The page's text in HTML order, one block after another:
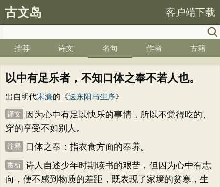
古文岛 客户端下载
推荐 诗文 名句 作者 古籍
以中有足乐者，不知口体之奉不若人也。
出自明代宋濂的《送东阳马生序》
译文
因为心中有足以快乐的事情，所以不觉得吃的、
穿的享受不如别人。
注释 口体之奉：指衣食方面的奉养。
赏析 诗人自述少年时期读书的艰苦，但因为心中有志
向，便不感到物质的差距，既表现了家境的贫寒，生